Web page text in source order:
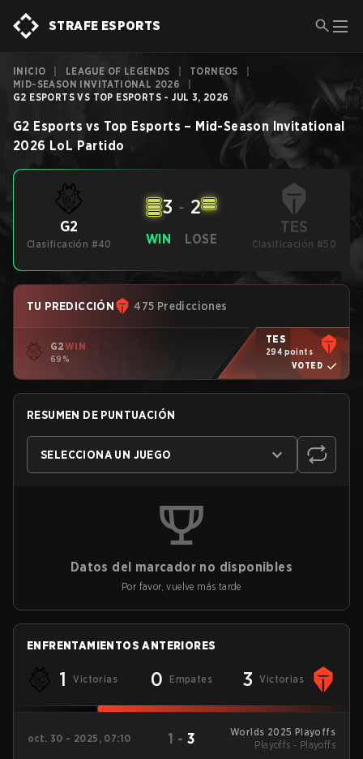
STRAFE ESPORTS
INICIO LEAGUE OF LEGENDS TORNEOS
MID-SEASON INVITATIONAL 2026
G2 ESPORTS VS TOP ESPORTS - JUL 3, 2026
G2 Esports vs Top Esports – Mid-Season Invitational
2026 LoL Partido
G2
Clasificación #40 WIN
3 - 2
LOSE
TES
Clasificación #50
TU PREDICCIÓN 475 Predicciones
G2WIN
69%
TES
294 points
VOTED
RESUMEN DE PUNTUACIÓN
SELECCIONA UN JUEGO
Datos del marcador no disponibles
Por favor, vuelve más tarde
ENFRENTAMIENTOS ANTERIORES
1 Victorias 0 Empates 3 Victorias
oct. 30 - 2025, 07:10 1 - 3
Worlds 2025 Playoffs
Playoffs - Playoffs